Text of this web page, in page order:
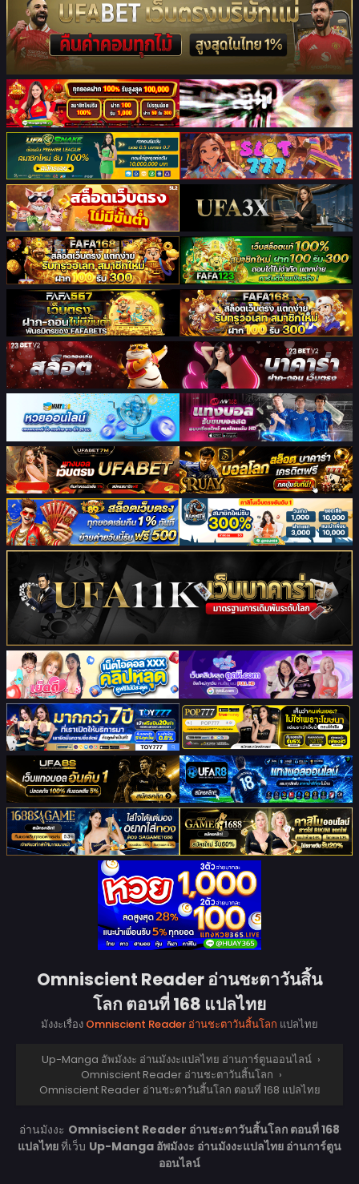
Omniscient Reader อ่านชะตาวันสิ้น
โลก ตอนที่ 168 แปลไทย
มังงะเรื่อง Omniscient Reader อ่านชะตาวันสิ้นโลก แปลไทย
Up-Manga อัพมังงะ อ่านมังงะแปลไทย อ่านการ์ตูนออนไลน์ ›
Omniscient Reader อ่านชะตาวันสิ้นโลก ›
Omniscient Reader อ่านชะตาวันสิ้นโลก ตอนที่ 168 แปลไทย
อ่านมังงะ Omniscient Reader อ่านชะตาวันสิ้นโลก ตอนที่ 168
แปลไทยที่เว็บ Up-Manga อัพมังงะ อ่านมังงะแปลไทย อ่านการ์ตูน
ออนไลน์